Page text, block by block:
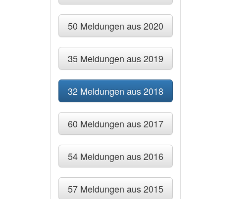
50 Meldungen aus 2020
35 Meldungen aus 2019
32 Meldungen aus 2018
60 Meldungen aus 2017
54 Meldungen aus 2016
57 Meldungen aus 2015